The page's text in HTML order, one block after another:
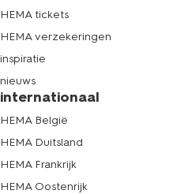
HEMA tickets
HEMA verzekeringen
inspiratie
nieuws
internationaal
HEMA België
HEMA Duitsland
HEMA Frankrijk
HEMA Oostenrijk